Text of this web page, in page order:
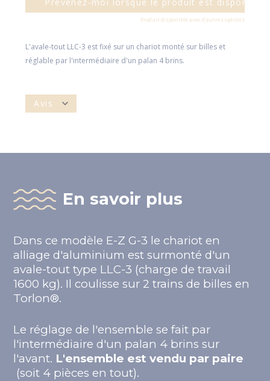
Produit disponible avec d'autres options
L'avale-tout LLC-3 est fixé sur un chariot monté sur billes et
réglable par l'intermédiaire d'un palan 4 brins.
Avis
En savoir plus
Dans ce modèle E-Z G-3 le chariot en
alliage d'aluminium est surmonté d'un
avale-tout type LLC-3 (charge de travail
1600 kg). Il coulisse sur 2 trains de billes en
Torlon®.
Le réglage de l'ensemble se fait par
l'intermédiaire d'un palan 4 brins sur
l'avant. L'ensemble est vendu par paire
(soit 4 pièces en tout).